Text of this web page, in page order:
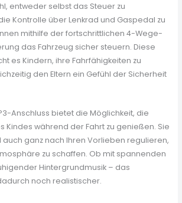
entweder selbst das Steuer zu
Kontrolle über Lenkrad und Gaspedal zu
mithilfe der fortschrittlichen 4-Wege-
das Fahrzeug sicher steuern. Diese
es Kindern, ihre Fahrfähigkeiten zu
den Eltern ein Gefühl der Sicherheit
Anschluss bietet die Möglichkeit, die
Kindes während der Fahrt zu genießen. Sie
auch ganz nach Ihren Vorlieben regulieren,
zu schaffen. Ob mit spannenden
Hintergrundmusik – das
noch realistischer.